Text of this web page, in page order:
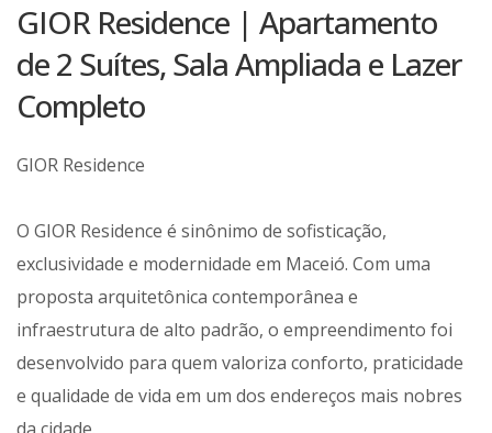
GIOR Residence | Apartamento
de 2 Suítes, Sala Ampliada e Lazer
Completo
GIOR Residence
O GIOR Residence é sinônimo de sofisticação,
exclusividade e modernidade em Maceió. Com uma
proposta arquitetônica contemporânea e
infraestrutura de alto padrão, o empreendimento foi
desenvolvido para quem valoriza conforto, praticidade
e qualidade de vida em um dos endereços mais nobres